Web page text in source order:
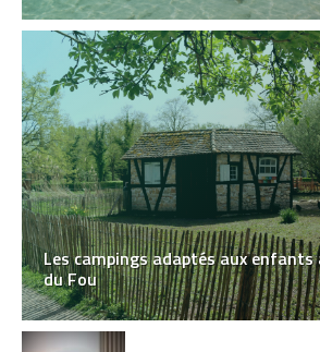
Les campings adaptés aux
du Fou